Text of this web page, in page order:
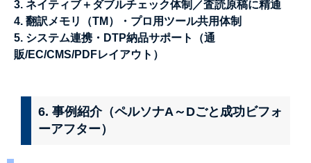
3. ネイティブ＋ダブルチェック体制／査読原稿に精通
4. 翻訳メモリ（TM）・プロ用ツール共用体制
5. システム連携・DTP納品サポート（通
販/EC/CMS/PDFレイアウト）
6. 事例紹介（ペルソナA～Dごと成功ビフォ
ーアフター）